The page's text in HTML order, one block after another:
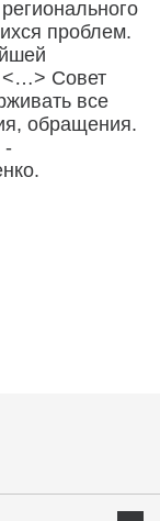
проблем.
<…> Совет
все
обращения.
-